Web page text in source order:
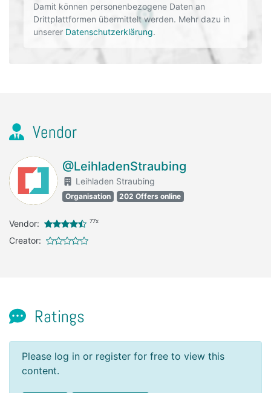
Damit können personenbezogene Daten an
Drittplattformen übermittelt werden. Mehr dazu in
unserer Datenschutzerklärung.
Vendor
@LeihladenStraubing
Leihladen Straubing
Organisation 202 Offers online
Vendor: 77x
Creator:
Ratings
Please log in or register for free to view this
content.